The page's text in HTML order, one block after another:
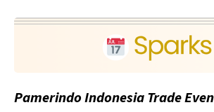
Pamerindo Indonesia Trade